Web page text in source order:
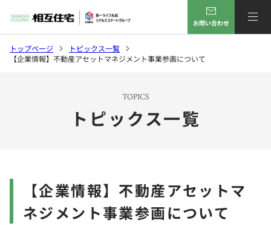
お問い合わせ
トップページ
トピックス一覧
【企業情報】不動産アセットマネジメント事業参画について
TOPICS
トピックス一覧
【企業情報】不動産アセットマ
ネジメント事業参画について